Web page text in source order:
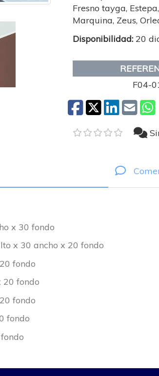
Fresno tayga,
Marquina, Zeus,
Disponibilidad: 20
F04-
x 30 fondo
x 30 ancho x 20 fondo
fondo
20 fondo
fondo
fondo